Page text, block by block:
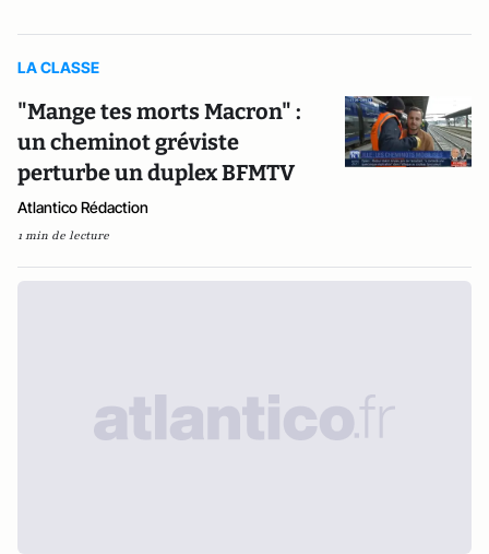
LA CLASSE
"Mange tes morts Macron" :
un cheminot gréviste
perturbe un duplex BFMTV
Atlantico Rédaction
1 min de lecture